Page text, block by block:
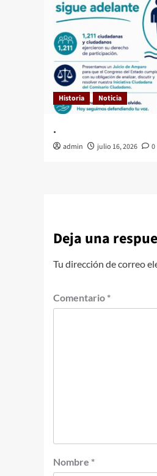
Historia Noticia
.
admin julio 16, 2026 0
Deja una
Tu dirección de correo
Comentario *
Nombre *